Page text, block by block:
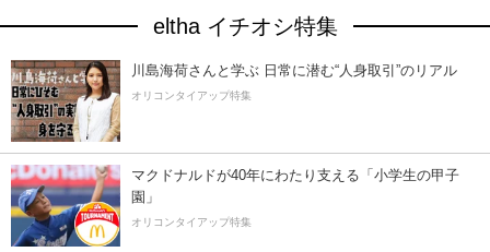
eltha イチオシ特集
川島海荷さんと学ぶ 日常に潜む“人身取引”のリアル
オリコンタイアップ特集
マクドナルドが40年にわたり支える「小学生の甲子
園」
オリコンタイアップ特集